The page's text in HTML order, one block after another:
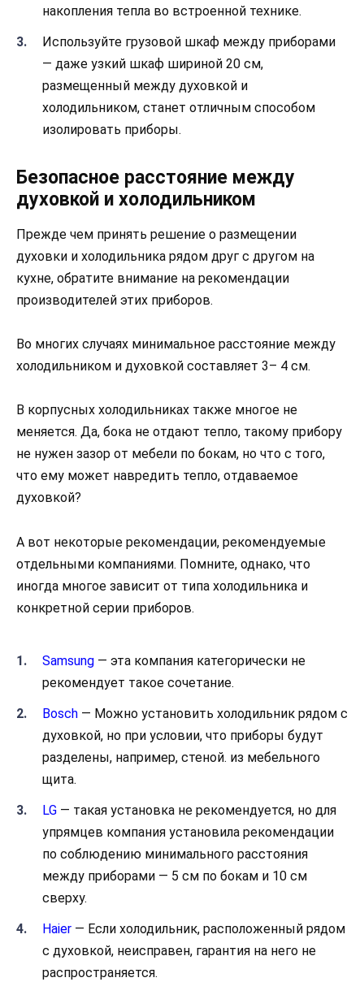
накопления тепла во встроенной технике.
Используйте грузовой шкаф между приборами
— даже узкий шкаф шириной 20 см,
размещенный между духовкой и
холодильником, станет отличным способом
изолировать приборы.
Безопасное расстояние между
духовкой и холодильником
Прежде чем принять решение о размещении
духовки и холодильника рядом друг с другом на
кухне, обратите внимание на рекомендации
производителей этих приборов.
Во многих случаях минимальное расстояние между
холодильником и духовкой составляет 3– 4 см.
В корпусных холодильниках также многое не
меняется. Да, бока не отдают тепло, такому прибору
не нужен зазор от мебели по бокам, но что с того,
что ему может навредить тепло, отдаваемое
духовкой?
А вот некоторые рекомендации, рекомендуемые
отдельными компаниями. Помните, однако, что
иногда многое зависит от типа холодильника и
конкретной серии приборов.
Samsung — эта компания категорически не
рекомендует такое сочетание.
Bosch — Можно установить холодильник рядом с
духовкой, но при условии, что приборы будут
разделены, например, стеной. из мебельного
щита.
LG — такая установка не рекомендуется, но для
упрямцев компания установила рекомендации
по соблюдению минимального расстояния
между приборами — 5 см по бокам и 10 см
сверху.
Haier — Если холодильник, расположенный рядом
с духовкой, неисправен, гарантия на него не
распространяется.